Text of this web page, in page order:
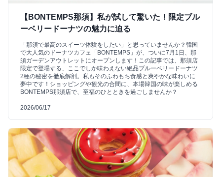
【BONTEMPS那須】私が試して驚いた！限定ブル
ーベリードーナツの魅力に迫る
「那須で最高のスイーツ体験をしたい」と思っていませんか？韓国
で大人気のドーナツカフェ「BONTEMPS」が、ついに7月1日、那
須ガーデンアウトレットにオープンします！この記事では、那須店
限定で登場する、ここでしか味わえない絶品ブルーベリードーナツ
2種の秘密を徹底解剖。私もそのふわもち食感と爽やかな味わいに
夢中です！ショッピングや観光の合間に、本場韓国の味が楽しめる
BONTEMPS那須店で、至福のひとときを過ごしませんか？
2026/06/17